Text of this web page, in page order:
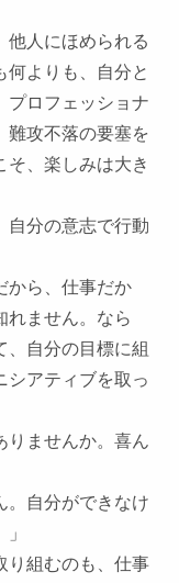
他人にほめられる
何よりも、自分と
プロフェッショナ
難攻不落の要塞を
そ、楽しみは大き
自分の意志で行動
から、仕事だか
れません。なら
、自分の目標に組
シアティブを取っ
ませんか。喜ん
自分ができなけ
組むのも、仕事